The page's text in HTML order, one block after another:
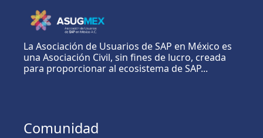
La Asociación de Usuarios de SAP en México es
una Asociación Civil, sin fines de lucro, creada
para proporcionar al ecosistema de SAP...
Comunidad